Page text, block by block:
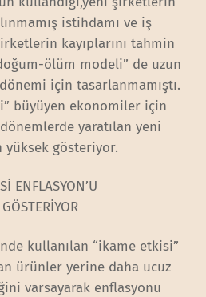
istihdamı ve iş
kayıplarını tahmin
ölüm modeli” de uzun
için tasarlanmamıştı.
büyüyen ekonomiler için
dönemlerde yaratılan yeni
yüksek gösteriyor.
ENFLASYON’U
kullanılan “ikame etkisi”
ürünler yerine daha ucuz
varsayarak enflasyonu